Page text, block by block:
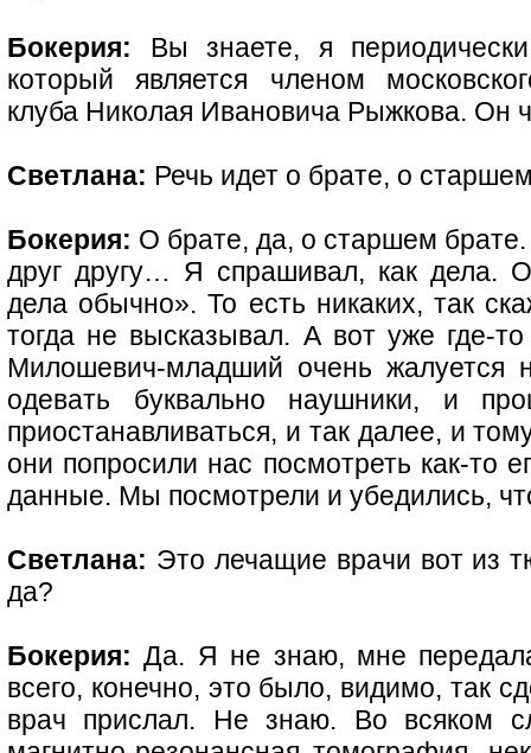
Бокерия: Вы знаете, я
который является членом
клуба Николая Ивановича Рыжкова. Он
Светлана: Речь идет о брате, о
Бокерия: О брате, да, о старшем
друг другу… Я спрашивал, как дела.
дела обычно». То есть никаких, так
тогда не высказывал. А вот уже где-
Милошевич-младший очень жалуется
одевать буквально наушники, и
приостанавливаться, и так далее, и
они попросили нас посмотреть как-то
данные. Мы посмотрели и убедились,
Светлана: Это лечащие врачи вот из
да?
Бокерия: Да. Я не знаю, мне
всего, конечно, это было, видимо, так
врач прислал. Не знаю. Во всяком